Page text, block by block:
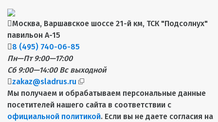
Москва, Варшавское шоссе 21-й км, ТСК "Подсолнух"
павильон А-15
8 (495) 740-06-85
Пн—Пт 9:00—17:00
Сб 9:00—14:00 Вс выходной
zakaz@sladrus.ru
Мы получаем и обрабатываем персональные данные
посетителей нашего сайта в соответствии с
официальной политикой. Если вы не даете согласия на